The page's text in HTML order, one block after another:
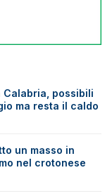
possibili
ma resta il caldo
un masso in
nel crotonese